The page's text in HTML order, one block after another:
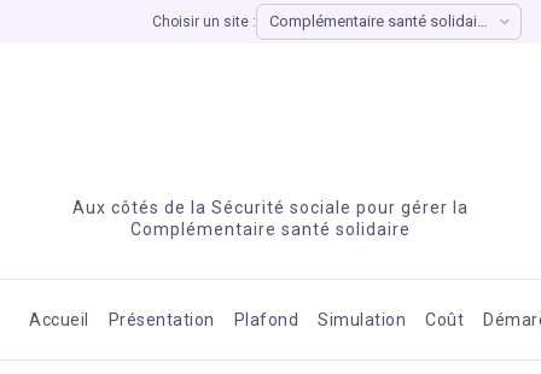
Choisir un site :
Aux côtés de la Sécurité sociale pour gérer la
Complémentaire santé solidaire
Accueil Présentation Plafond Simulation Coût